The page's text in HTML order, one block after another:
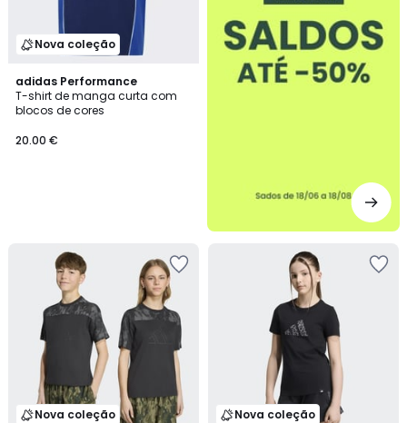
Nova coleção
adidas Performance
T-shirt de manga curta com
blocos de cores
20.00 €
Nova coleção Nova coleção